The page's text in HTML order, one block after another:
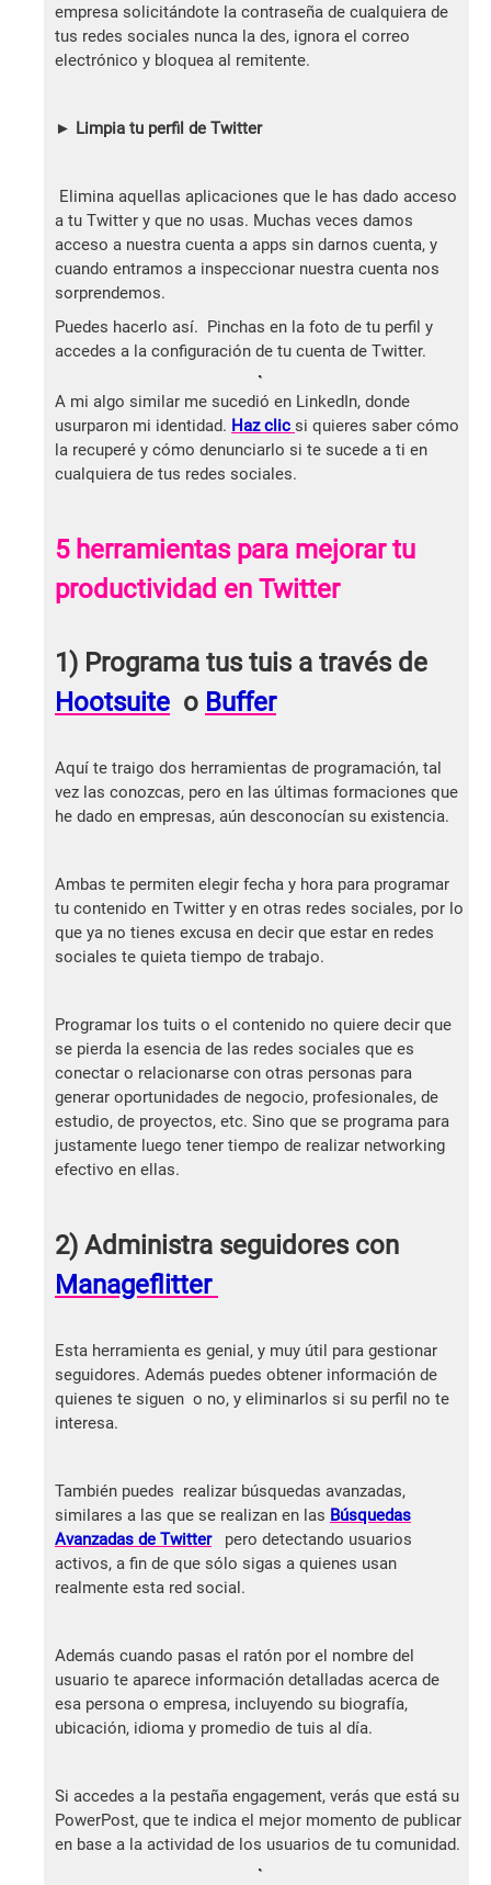
empresa solicitándote la contraseña de cualquiera de
tus redes sociales nunca la des, ignora el correo
electrónico y bloquea al remitente.
► Limpia tu perfil de Twitter
Elimina aquellas aplicaciones que le has dado acceso
a tu Twitter y que no usas. Muchas veces damos
acceso a nuestra cuenta a apps sin darnos cuenta, y
cuando entramos a inspeccionar nuestra cuenta nos
sorprendemos.
Puedes hacerlo así. Pinchas en la foto de tu perfil y
accedes a la configuración de tu cuenta de Twitter.
A mi algo similar me sucedió en LinkedIn, donde
usurparon mi identidad. Haz clic si quieres saber cómo
la recuperé y cómo denunciarlo si te sucede a ti en
cualquiera de tus redes sociales.
5 herramientas para mejorar tu
productividad en Twitter
1) Programa tus tuis a través de
Hootsuite o Buffer
Aquí te traigo dos herramientas de programación, tal
vez las conozcas, pero en las últimas formaciones que
he dado en empresas, aún desconocían su existencia.
Ambas te permiten elegir fecha y hora para programar
tu contenido en Twitter y en otras redes sociales, por lo
que ya no tienes excusa en decir que estar en redes
sociales te quieta tiempo de trabajo.
Programar los tuits o el contenido no quiere decir que
se pierda la esencia de las redes sociales que es
conectar o relacionarse con otras personas para
generar oportunidades de negocio, profesionales, de
estudio, de proyectos, etc. Sino que se programa para
justamente luego tener tiempo de realizar networking
efectivo en ellas.
2) Administra seguidores con
Manageflitter
Esta herramienta es genial, y muy útil para gestionar
seguidores. Además puedes obtener información de
quienes te siguen o no, y eliminarlos si su perfil no te
interesa.
También puedes realizar búsquedas avanzadas,
similares a las que se realizan en las Búsquedas
Avanzadas de Twitterpero detectando usuarios
activos, a fin de que sólo sigas a quienes usan
realmente esta red social.
Además cuando pasas el ratón por el nombre del
usuario te aparece información detalladas acerca de
esa persona o empresa, incluyendo su biografía,
ubicación, idioma y promedio de tuis al día.
Si accedes a la pestaña engagement, verás que está su
PowerPost, que te indica el mejor momento de publicar
en base a la actividad de los usuarios de tu comunidad.